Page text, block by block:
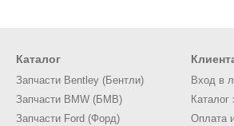
Что чаще другого
стоимость автомобиля не гарантирует
садится наемный водитель. Его задача
Каталог
Запчасти Bentley (Бентли)
Запчасти BMW (БМВ)
Запчасти Ford (Форд)
Вход в
Каталог
Оплата